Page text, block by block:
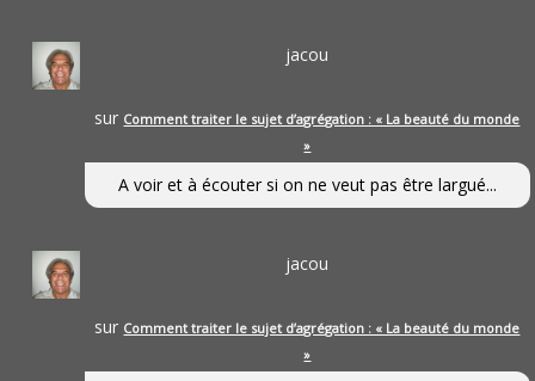
jacou
sur Comment traiter le sujet d’agrégation : « La beauté du monde
»
A voir et à écouter si on ne veut pas être largué...
jacou
sur Comment traiter le sujet d’agrégation : « La beauté du monde
»